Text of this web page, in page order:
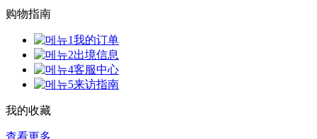
购物指南
我的订单
出境信息
客服中心
来访指南
我的收藏